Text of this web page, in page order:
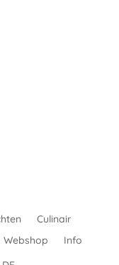
Culinair
Webshop
Info